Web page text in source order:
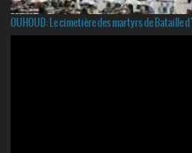
OUHOUD: Le cimetière des martyrs de Bataille